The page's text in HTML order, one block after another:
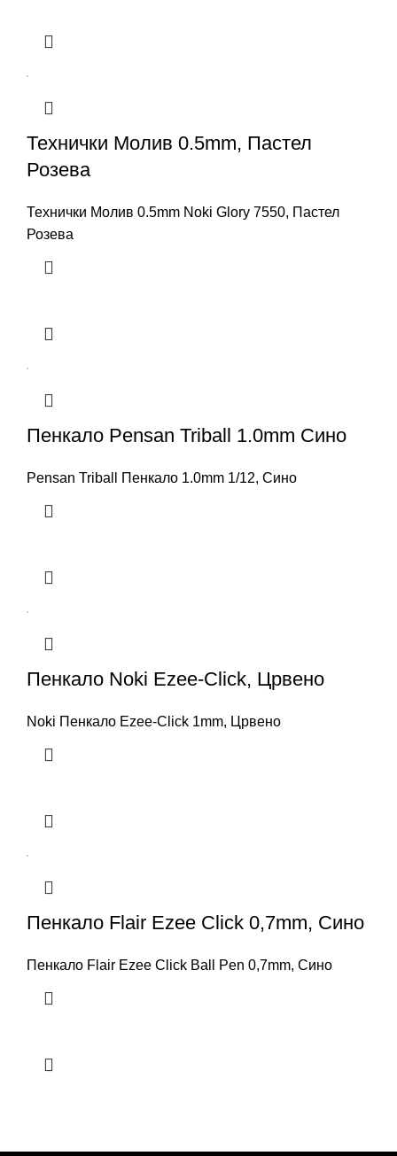
Технички Молив 0.5mm, Пастел
Розева
Технички Молив 0.5mm Noki Glory 7550, Пастел
Розева
Пенкало Pensan Triball 1.0mm Сино
Pensan Triball Пенкало 1.0mm 1/12, Сино
Пенкало Noki Ezee-Click, Црвено
Noki Пенкало Ezee-Click 1mm, Црвено
Пенкало Flair Ezee Click 0,7mm, Сино
Пенкало Flair Ezee Click Ball Pen 0,7mm, Сино